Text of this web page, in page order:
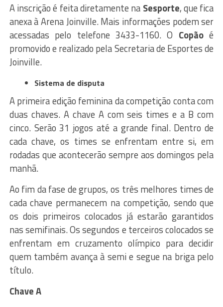
A inscrição é feita diretamente na Sesporte, que fica
anexa à Arena Joinville. Mais informações podem ser
acessadas pelo telefone 3433-1160. O Copãoé
promovido e realizado pela Secretaria de Esportes de
Joinville.
Sistema de disputa
A primeira edição feminina da competição conta com
duas chaves. A chave A com seis times e a B com
cinco. Serão 31 jogos até a grande final. Dentro de
cada chave, os times se enfrentam entre si, em
rodadas que acontecerão sempre aos domingos pela
manhã.
Ao fim da fase de grupos, os três melhores times de
cada chave permanecem na competição, sendo que
os dois primeiros colocados já estarão garantidos
nas semifinais. Os segundos e terceiros colocados se
enfrentam em cruzamento olímpico para decidir
quem também avança à semi e segue na briga pelo
título.
Chave A